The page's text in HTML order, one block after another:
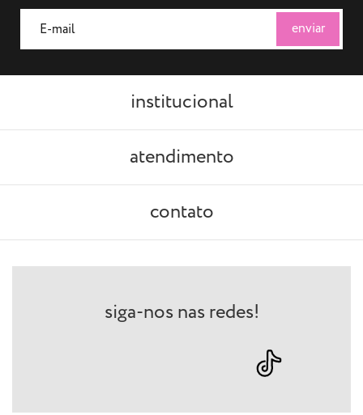
institucional
atendimento
contato
siga-nos nas redes!